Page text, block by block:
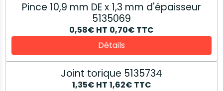
Pince 10,9 mm DE x 1,3 mm d'épaisseur
5135069
0,58€ HT 0,70€ TTC
Détails
Joint torique 5135734
1,35€ HT 1,62€ TTC